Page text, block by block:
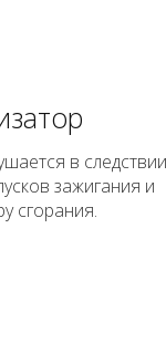
в следствии
зажигания и
сгорания.